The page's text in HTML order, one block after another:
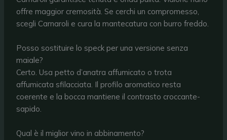
offre maggior cremosità. Se cerchi un compromesso,
scegli Carnaroli e cura la mantecatura con burro freddo.
Posso sostituire lo speck per una versione senza
maiale?
Certo. Usa petto d’anatra affumicato o trota
affumicata sfilacciata. Il profilo aromatico resta
coerente e la bocca mantiene il contrasto croccante-
sapido.
Qual è il miglior vino in abbinamento?